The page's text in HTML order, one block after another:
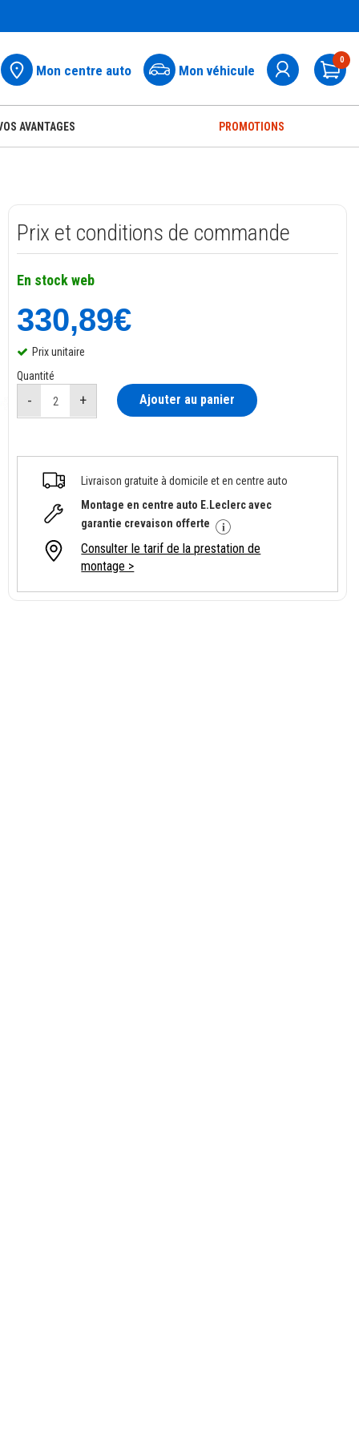
Mon centre auto Mon véhicule
0
AVANTAGES PROMOTIONS
Prix et conditions de commande
En stock web
330,89€
Prix unitaire
Quantité
Ajouter au panier
Livraison gratuite à domicile et en centre auto
Montage en centre auto E.Leclerc avec
garantie crevaison offerte
Consulter le tarif de la prestation de
montage >